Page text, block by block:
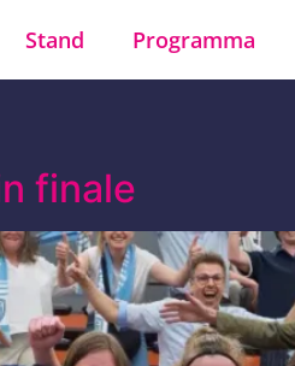
Stand Programma
finale